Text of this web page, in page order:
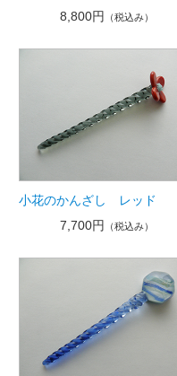
8,800円 （税込み）
小花のかんざし レッド
7,700円
（税込み）